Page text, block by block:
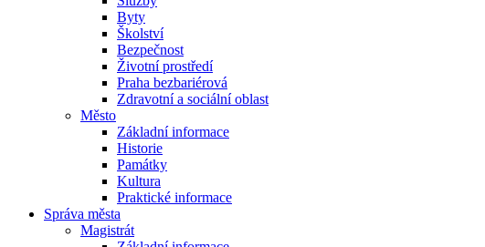
Byty
Školství
Bezpečnost
Životní prostředí
Praha bezbariérová
Zdravotní a sociální oblast
Město
Základní informace
Historie
Památky
Kultura
Praktické informace
Správa města
Magistrát